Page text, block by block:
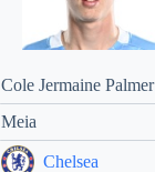
Cole Jermaine Palmer
Meia
Chelsea